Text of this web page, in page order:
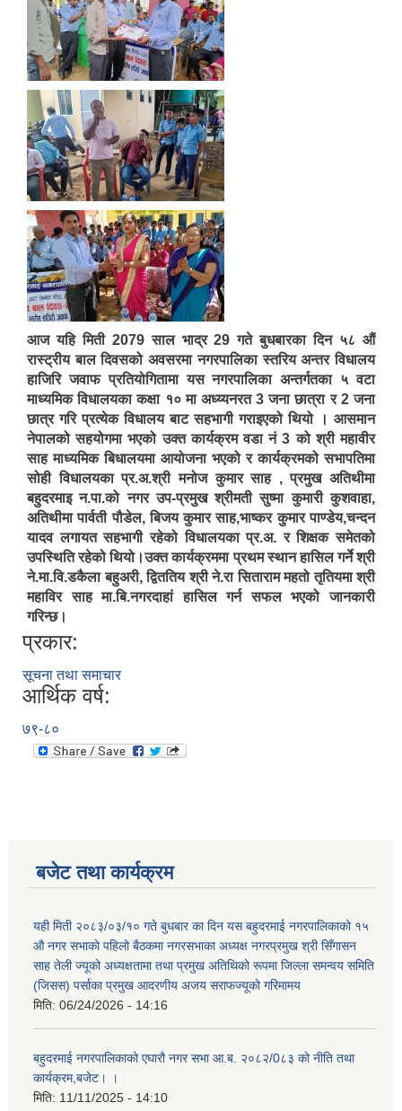
आज यहि मिती 2079 साल भाद्र 29 गते बुधबारका दिन ५८ औं
रास्ट्रीय बाल दिवसको अवसरमा नगरपालिका स्तरिय अन्तर विधालय
हाजिरि जवाफ प्रतियोगितामा यस नगरपालिका अन्तर्गतका ५ वटा
माध्यमिक विधालयका कक्षा १० मा अध्य्यनरत 3 जना छात्रा र 2 जना
छात्र गरि प्रत्येक विधालय बाट सहभागी गराइएको थियो । आसमान
नेपालको सहयोगमा भएको उक्त कार्यक्रम वडा नं 3 को श्री महावीर
साह माध्यमिक बिधालयमा आयोजना भएको र कार्यक्रमको सभापतिमा
सोही विधालयका प्र.अ.श्री मनोज कुमार साह , प्रमुख अतिथीमा
बहुदरमाइ न.पा.को नगर उप-प्रमुख श्रीमती सुष्मा कुमारी कुशवाहा,
अतिथीमा पार्वती पौडेल, बिजय कुमार साह,भाष्कर कुमार पाण्डेय,चन्दन
यादव लगायत सहभागी रहेको विधालयका प्र.अ. र शिक्षक समेतको
उपस्थिति रहेको थियो।उक्त कार्यक्रममा प्रथम स्थान हासिल गर्ने श्री
ने.मा.वि.डकैला बहुअरी, द्विततिय श्री ने.रा सिताराम महतो तृतियमा श्री
महाविर साह मा.बि.नगरदाहां हासिल गर्न सफल भएको जानकारी
गरिन्छ।
प्रकार:
सूचना तथा समाचार
आर्थिक वर्ष:
७९-८०
बजेट तथा कार्यक्रम
यही मिती २०८३/०३/१० गते बुधबार का दिन यस बहुदरमाई नगरपालिकाको १५
औ नगर सभाको पहिलो बैठकमा नगरसभाका अध्यक्ष नगरप्रमुख श्री सिँगासन
साह तेली ज्यूको अध्यक्षतामा तथा प्रमुख अतिथिको रूपमा जिल्ला समन्वय समिति
(जिसस) पर्साका प्रमुख आदरणीय अजय सराफज्यूको गरिमामय
मिति: 06/24/2026 - 14:16
बहुदरमाई नगरपालिकाको एघारौ नगर सभा आ.ब. २०८२/0८३ को नीति तथा
कार्यक्रम,बजेट। ।
मिति: 11/11/2025 - 14:10